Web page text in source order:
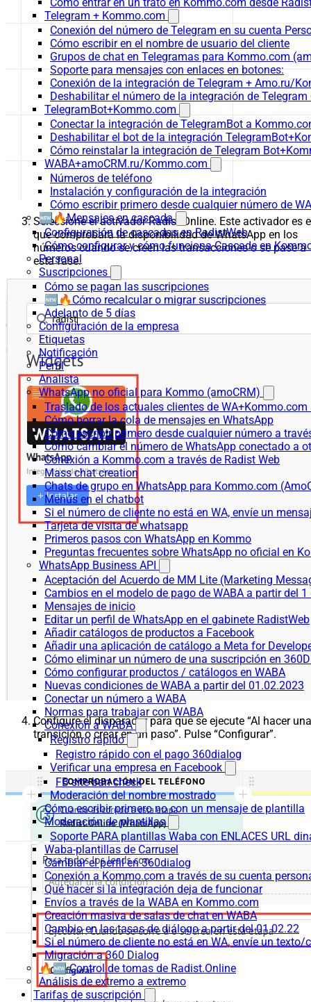
Telegram + Kommo.com
Conexión del número de Telegram en su cuenta
Cómo escribir en el nombre de usuario del cliente
Grupos de chat en Telegramas para Kommo.com
Soporte para mensajes con enlaces en botones:
Conexión de la integración de Telegram + Amo.ru/
Deshabilitar el número de la integración de
TelegramBot+Kommo.com
Conectar la integración de TelegramBot a
Deshabilitar el bot de la integración
Cómo reinstalar la integración de Telegram
WABA+amoCRM.ru/Kommo.com
Números de teléfono
Instalación y configuración de la integración
Cómo escribir primero desde cualquier número de
🆕🔥Mensajes en cascada
Configuración de cascadas en RadistWeb
Cómo configurar y cómo funciona Cascade en
Personal
Suscripciones
Cómo se pagan las suscripciones
🆕🔥Cómo recalcular o migrar suscripciones
Adelanto de 5 días
Configuración de la empresa
Etiquetas
Notificación
Perfil
Analista
WhatsApp no oficial para Kommo (amoCRM)
Traslado de los actuales clientes de
Cómo borrar la cola de mensajes en WhatsApp
Cómo escribir primero desde cualquier número a
Cómo cambiar el número de WhatsApp conectado a
Conexión a Kommo.com a través de Radist Web
Mass chat creation
Chats de grupo en WhatsApp para Kommo.com
Menús en el chatbot
Si el número de cliente no está en WA, envíe un
Tarjeta de visita de whatsapp
Primeros pasos con WhatsApp en Kommo
Preguntas frecuentes sobre WhatsApp no oficial en
WhatsApp Business API
Aceptación del Acuerdo de MM Lite (Marketing
Cambios en el modelo de pago de WABA a partir del
Mensajes de inicio
Editar un perfil de WhatsApp en el gabinete RadistWeb
Añadir catálogos de productos a Facebook
Añadir una aplicación de catálogo a Meta for
Cómo eliminar un número de una suscripción en
Cómo configurar productos / catálogos en WABA
Nuevas condiciones de WABA a partir del 01.02.2023
Conectar un número a WABA
Normas para trabajar con WABA
Conexión a WABA
Registro rápido
Registro rápido con el pago 360dialog
Verificar una empresa en Facebook
FB site ban check
Moderación del nombre mostrado
Cómo escribir primero no con un mensaje de plantilla
Moderación de plantillas
Soporte PARA plantillas Waba con ENLACES URL
Waba-plantillas de Carrusel
Cambiar el perfil en 360dialog
Conexión a Kommo.com a través de su cuenta
Qué hacer si la integración deja de funcionar
Envíos a través de la WABA en Kommo.com
Creación masiva de salas de chat en WABA
Cambio en las tasas de diálogo a partir del 01.02.22
Si el número de cliente no está en WA, envíe un
Migración a 360 Dialog
🔥🆕 Control de tomas de Radist.Online
Análisis de extremo a extremo
Tarifas de suscripción
Seleccione el activador Radist.Online. Este activador es
que comprobará la disponibilidad de WhatsApp en los
números cuando se creen las transacciones o se pase a
esta fase.
Configure el disparador para que se ejecute “Al hacer una
transición o crear en un paso”. Pulse “Configurar”.